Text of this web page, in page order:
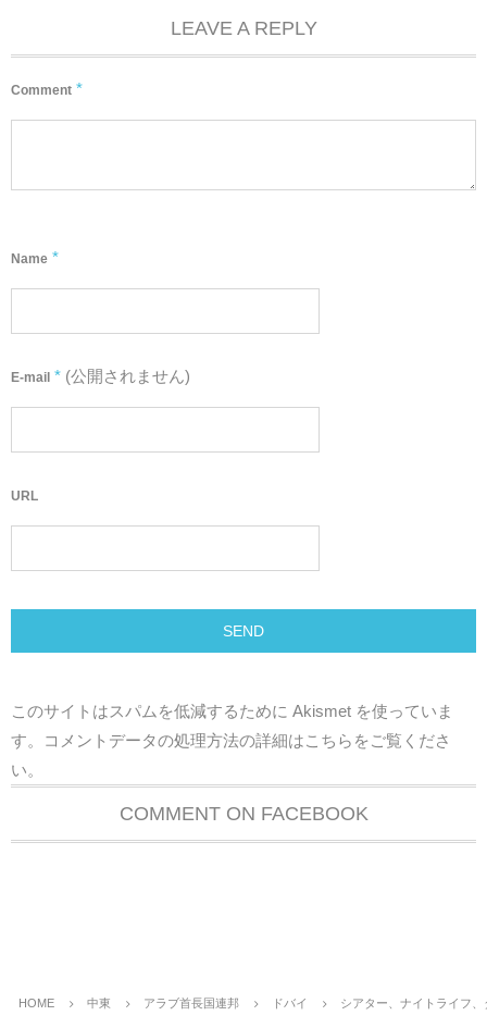
LEAVE A REPLY
Comment *
Name *
E-mail * (公開されません)
URL
このサイトはスパムを低減するために Akismet を使っていま
す。
コメントデータの処理方法の詳細はこちらをご覧くださ
い。
COMMENT ON FACEBOOK
HOME 中東 アラブ首長国連邦 ドバイ シアター、ナイトライフ